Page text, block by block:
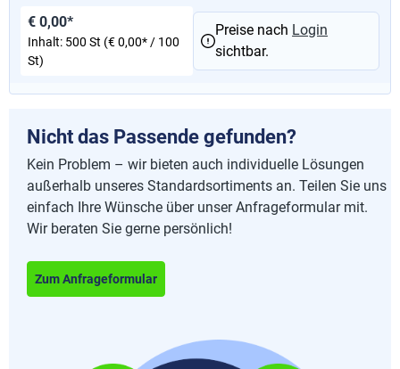
€ 0,00*
Inhalt: 500 St (€ 0,00* / 100
St)
Preise nach Login
sichtbar.
Nicht das Passende gefunden?
Kein Problem – wir bieten auch individuelle Lösungen
außerhalb unseres Standardsortiments an. Teilen Sie uns
einfach Ihre Wünsche über unser Anfrageformular mit.
Wir beraten Sie gerne persönlich!
Zum Anfrageformular